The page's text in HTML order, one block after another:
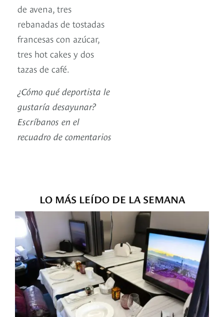
de avena, tres
rebanadas de tostadas
francesas con azúcar,
tres hot cakes y dos
tazas de café.
¿Cómo qué deportista le
gustaría desayunar?
Escríbanos en el
recuadro de comentarios
LO MÁS LEÍDO DE LA SEMANA